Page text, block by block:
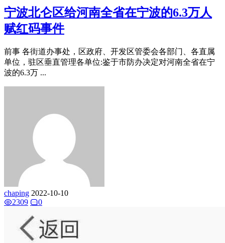
宁波北仑区给河南全省在宁波的6.3万人
赋红码事件
前事 各街道办事处，区政府、开发区管委会各部门、各直属
单位，驻区垂直管理各单位:鉴于市防办决定对河南全省在宁
波的6.3万 ...
chaping 2022-10-10
2309
0